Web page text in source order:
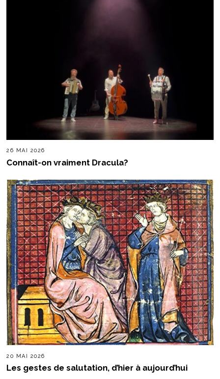
26 MAI 2026
Connaît-on vraiment Dracula?
20 MAI 2026
Les gestes de salutation, d’hier à aujourd’hui